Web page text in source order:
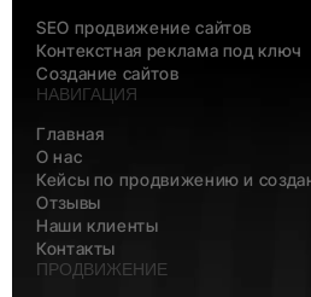
SEO продвижение сайтов
Контекстная реклама под ключ
Создание сайтов
НАВИГАЦИЯ
Главная
О нас
Кейсы по продвижению и
Отзывы
Наши клиенты
Контакты
ПРОДВИЖЕНИЕ